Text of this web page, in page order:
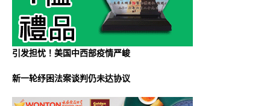
引发担忧！美国中西部疫情严峻
新一轮纾困法案谈判仍未达协议